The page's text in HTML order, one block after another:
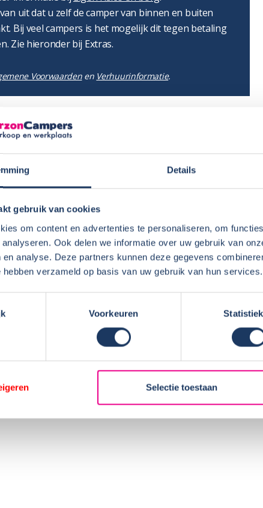
Details
gebruik van cookies
om content en advertenties te personaliseren, om
Ook delen we informatie over uw gebruik van
en analyse. Deze partners kunnen deze gegevens
verzameld op basis van uw gebruik van hun services.
Voorkeuren
Selectie toestaan
uit dat u zelf de camper van binnen en buiten
Bij veel campers is het mogelijk dit tegen betaling
Zie hieronder bij Extras.
Voorwaardenen Verhuurinformatie.
mogelijk:
€ 125,-
€ 50,-
€ 1,50 per stoel per dag
€ 1,50 per tafel per dag
€ 25,- per boeking